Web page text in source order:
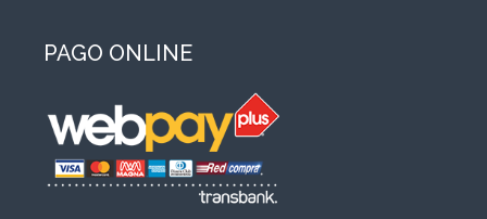
PAGO ONLINE